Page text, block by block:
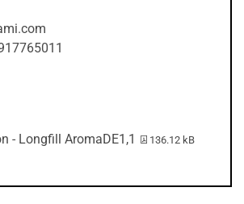
- Longfill AromaDE1,1 PDF-Datei:
136.12 kB